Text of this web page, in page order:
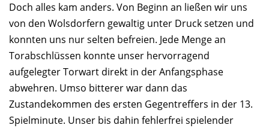
Doch alles kam anders. Von Beginn an ließen wir uns
von den Wolsdorfern gewaltig unter Druck setzen und
konnten uns nur selten befreien. Jede Menge an
Torabschlüssen konnte unser hervorragend
aufgelegter Torwart direkt in der Anfangsphase
abwehren. Umso bitterer war dann das
Zustandekommen des ersten Gegentreffers in der 13.
Spielminute. Unser bis dahin fehlerfrei spielender